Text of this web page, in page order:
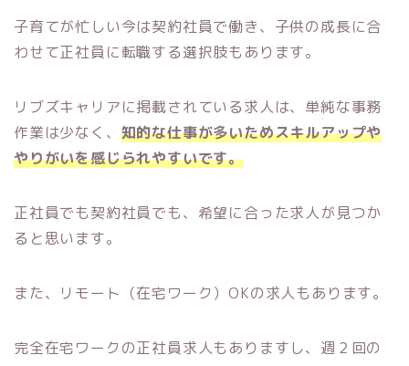
子育てが忙しい今は契約社員で働き、子供の成長に合
わせて正社員に転職する選択肢もあります。
リブズキャリアに掲載されている求人は、単純な事務
作業は少なく、 知的な仕事が多いためスキルアップや
やりがいを感じられやすいです。
正社員でも契約社員でも、希望に合った求人が見つか
ると思います。
また、リモート（在宅ワーク）OKの求人もあります。
完全在宅ワークの正社員求人もありますし、週２回の